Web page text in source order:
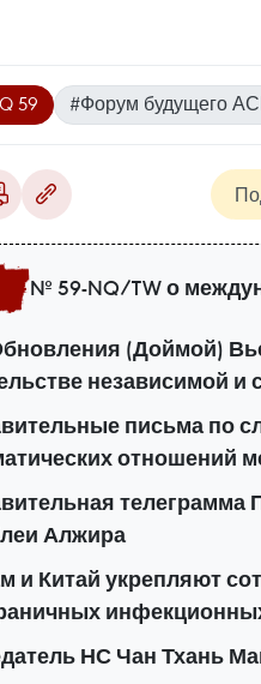
59 #Форум будущего
№ 59-NQ/TW о
(Доймой)
независимой и
письма по
отношений
Алжира
и Китай укрепляют
НС Чан Тхань